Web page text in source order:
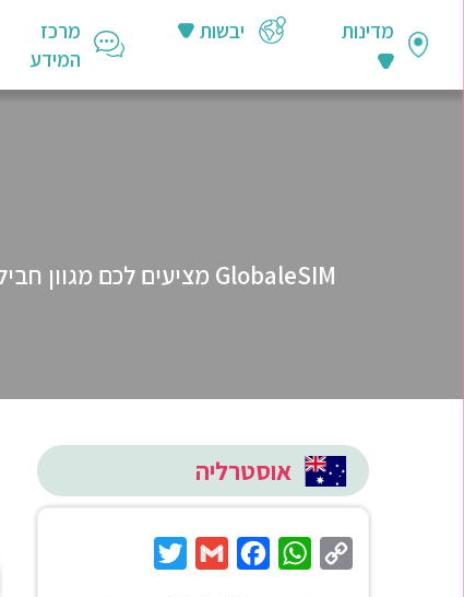
מדינות יבשות
מרכז
המידע
אוסטרליה
Copy
WhatsApp
Facebook
Gmail